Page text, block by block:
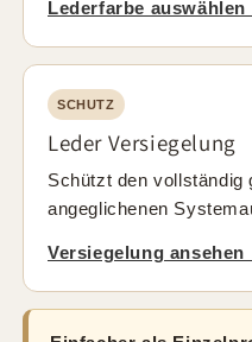
Lederfarbe
SCHUTZ
Leder Versiegelung
Schützt den vollständig
angeglichenen
Versiegelung ansehen